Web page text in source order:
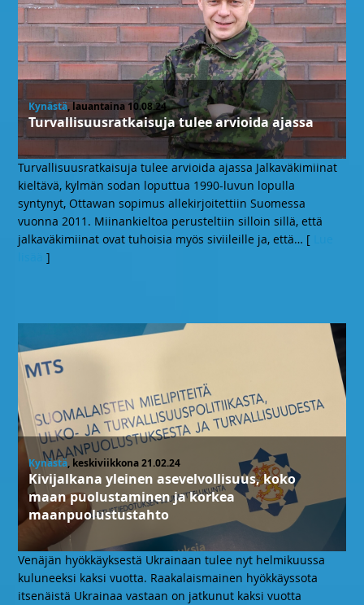
Kynästä, lauantaina 10.08.24
Turvallisuusratkaisuja tulee arvioida ajassa
Turvallisuusratkaisuja tulee arvioida ajassa Jalkaväkimiinat
kieltävä, kylmän sodan loputtua 1990-luvun lopulla
syntynyt, Ottawan sopimus allekirjoitettiin Suomessa
vuonna 2011. Miinankieltoa perusteltiin silloin sillä, että
jalkaväkimiinat ovat tuhoisia myös siviileille ja, että… [
]
Kynästä, keskiviikkona 21.02.24
Kivijalkana yleinen asevelvollisuus, koko
maan puolustaminen ja korkea
maanpuolustustahto
Venäjän hyökkäyksestä Ukrainaan tulee nyt helmikuussa
kuluneeksi kaksi vuotta. Raakalaismainen hyökkäyssota
itsenäistä Ukrainaa vastaan on jatkunut kaksi vuotta